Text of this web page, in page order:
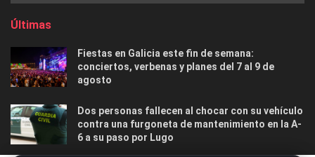
Últimas
Fiestas en Galicia este fin de semana:
conciertos, verbenas y planes del 7 al 9 de
agosto
Dos personas fallecen al chocar con su vehículo
contra una furgoneta de mantenimiento en la A-
6 a su paso por Lugo